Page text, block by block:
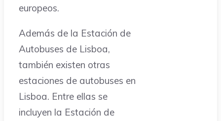
europeos.
Además de la Estación de
Autobuses de Lisboa,
también existen otras
estaciones de autobuses en
Lisboa. Entre ellas se
incluyen la Estación de